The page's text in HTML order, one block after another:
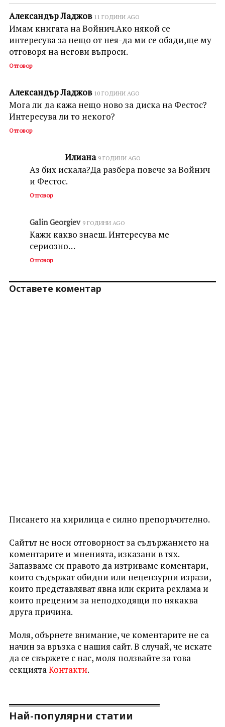
Александър Ладжов 11 ГОДИНИ AGO
Имам книгата на Войнич.Ако някой се
интересува за нещо от нея-да ми се обади,ще му
отговоря на негови въпроси.
Отговор
Александър Ладжов 10 ГОДИНИ AGO
Мога ли да кажа нещо ново за диска на Фестос?
Интересува ли то некого?
Отговор
Илиана 9 ГОДИНИ AGO
Аз бих искала?Да разбера повече за Войнич
и Фестос.
Отговор
Galin Georgiev 9 ГОДИНИ AGO
Кажи какво знаеш. Интересува ме
сериозно…
Отговор
Оставете коментар
Писането на кирилица е силно препоръчително.
Сайтът не носи отговорност за съдържанието на
коментарите и мненията, изказани в тях.
Запазваме си правото да изтриваме коментари,
които съдържат обидни или нецензурни изрази,
които представляват явна или скрита реклама и
които преценим за неподходящи по някаква
друга причина.
Моля, обърнете внимание, че коментарите не са
начин за връзка с нашия сайт. В случай, че искате
да се свържете с нас, моля ползвайте за това
секциятаКонтакти.
Най-популярни статии